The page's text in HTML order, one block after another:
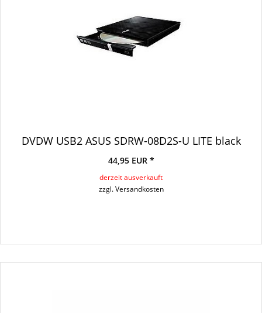
DVDW USB2 ASUS SDRW-08D2S-U LITE black
44,95 EUR *
derzeit ausverkauft
zzgl. Versandkosten